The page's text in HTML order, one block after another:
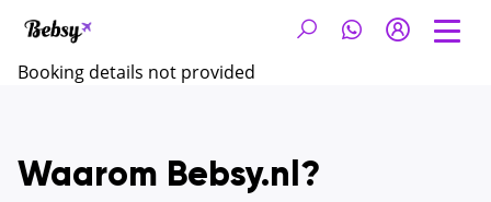
Booking details not provided
Waarom Bebsy.nl?